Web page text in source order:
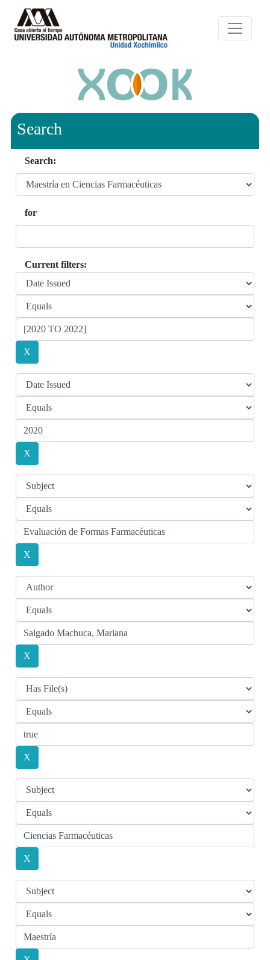
Search
Search:
for
Current filters: